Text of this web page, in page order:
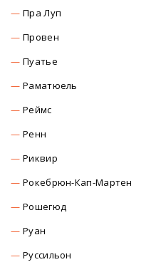
Пра Луп
Провен
Пуатье
Раматюель
Реймс
Ренн
Риквир
Рокебрюн-Кап-Мартен
Рошегюд
Руан
Руссильон